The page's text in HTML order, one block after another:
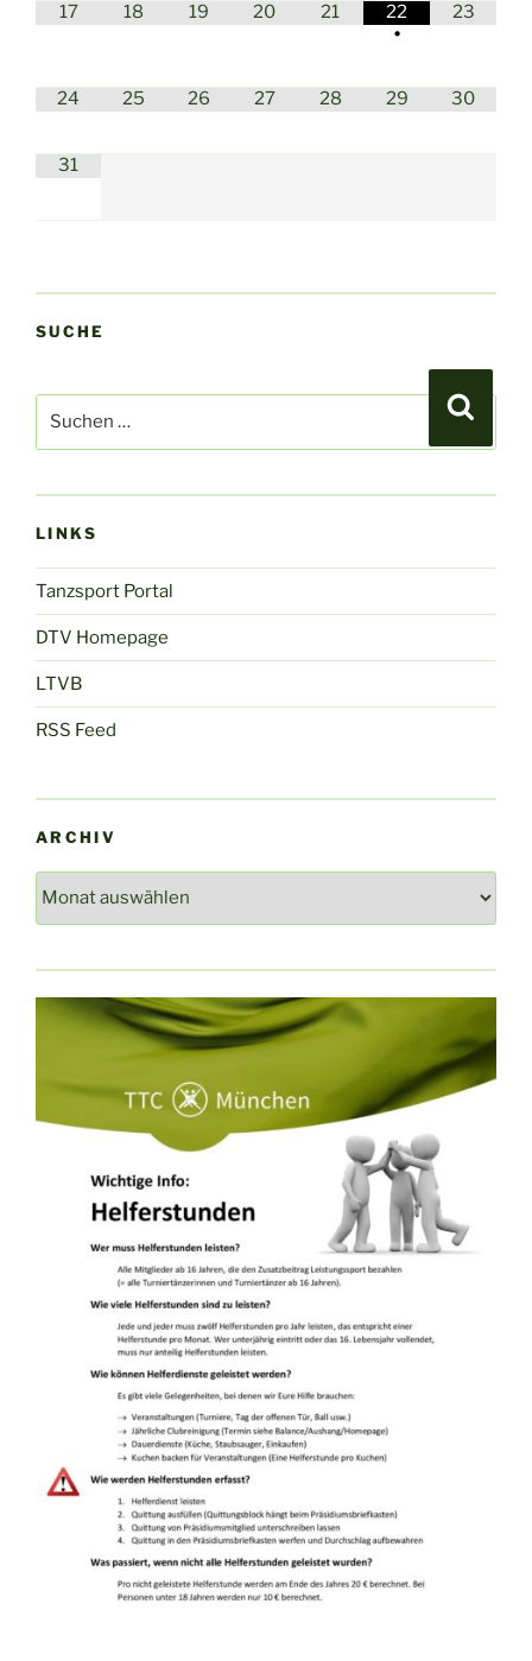
17 18 19 20 21
22
•
23
24 25 26 27 28 29 30
31
SUCHE
Suchen
nach:
LINKS
Tanzsport Portal
DTV Homepage
LTVB
RSS Feed
ARCHIV
Archiv